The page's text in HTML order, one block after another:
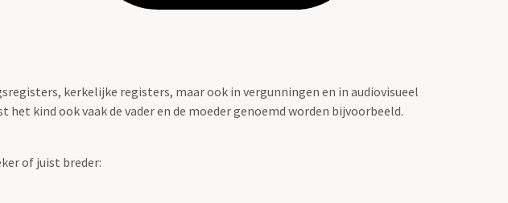
kerkelijke registers, maar ook in vergunningen en in audiovisueel
kind ook vaak de vader en de moeder genoemd worden bijvoorbeeld.
of juist breder: